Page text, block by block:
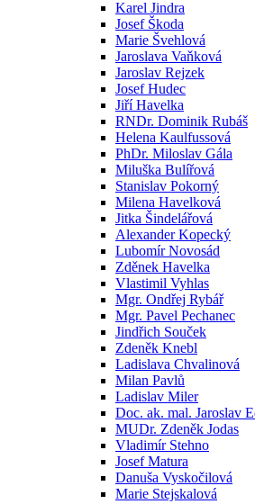
Karel Jindra
Josef Škoda
Marie Švehlová
Jaroslava Vaňková
Jaroslav Rejzek
Josef Hudec
Jiří Havelka
RNDr. Dominik Rubáš
Helena Kaulfussová
PhDr. Miloslav Gála
Miluška Bulířová
Stanislav Pokorný
Milena Havelková
Jitka Šindelářová
Alexander Kopecký
Lubomír Novosád
Zděnek Havelka
Vlastimil Vyhlas
Mgr. Ondřej Rybář
Mgr. Pavel Pechanec
Jindřich Souček
Zdeněk Knebl
Ladislava Chvalinová
Milan Pavlů
Ladislav Miler
Doc. ak. mal. Jaroslav
MUDr. Zdeněk Jodas
Vladimír Stehno
Josef Matura
Danuša Vyskočilová
Marie Stejskalová